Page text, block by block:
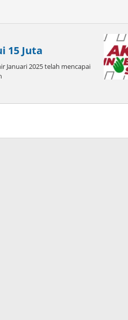
15 Juta
Januari 2025 telah mencapai